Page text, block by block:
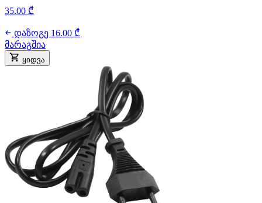
35.00 ₾
დაზოგე 16.00 ₾
მარაგშია
ყიდვა